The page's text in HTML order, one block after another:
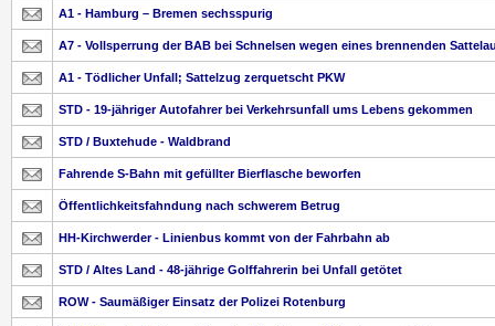
A1 - Hamburg – Bremen sechsspurig
A7 - Vollsperrung der BAB bei Schnelsen wegen eines brennenden
A1 - Tödlicher Unfall; Sattelzug zerquetscht PKW
STD - 19-jähriger Autofahrer bei Verkehrsunfall ums Lebens gekommen
STD / Buxtehude - Waldbrand
Fahrende S-Bahn mit gefüllter Bierflasche beworfen
Öffentlichkeitsfahndung nach schwerem Betrug
HH-Kirchwerder - Linienbus kommt von der Fahrbahn ab
STD / Altes Land - 48-jährige Golffahrerin bei Unfall getötet
ROW - Saumäßiger Einsatz der Polizei Rotenburg